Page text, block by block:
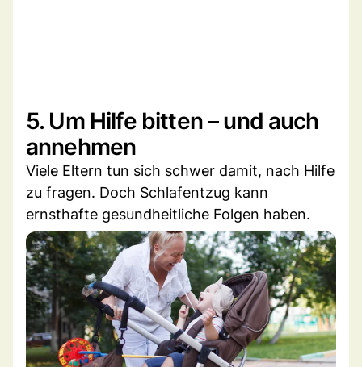
5. Um Hilfe bitten – und auch
annehmen
Viele Eltern tun sich schwer damit, nach Hilfe
zu fragen. Doch Schlafentzug kann
ernsthafte gesundheitliche Folgen haben.